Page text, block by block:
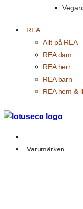
REA
Allt på REA
REA dam
REA herr
REA barn
REA hem &
Varumärken